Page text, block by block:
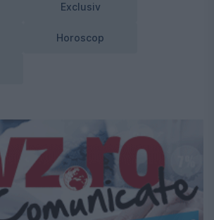
Exclusiv
Horoscop